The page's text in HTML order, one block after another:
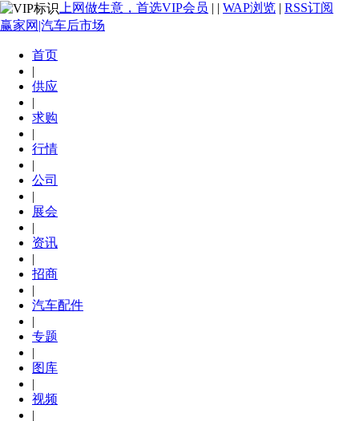
上网做生意，首选VIP会员 | | WAP浏览 | RSS订阅
赢家网|汽车后市场
首页
|
供应
|
求购
|
行情
|
公司
|
展会
|
资讯
|
招商
|
汽车配件
|
专题
|
图库
|
视频
|